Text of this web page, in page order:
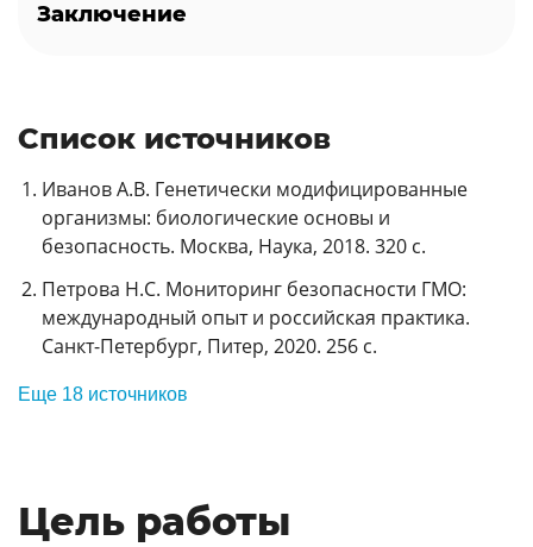
Заключение
Список источников
Иванов А.В. Генетически модифицированные
организмы: биологические основы и
безопасность. Москва, Наука, 2018. 320 с.
Петрова Н.С. Мониторинг безопасности ГМО:
международный опыт и российская практика.
Санкт-Петербург, Питер, 2020. 256 с.
Еще 18 источников
Цель работы